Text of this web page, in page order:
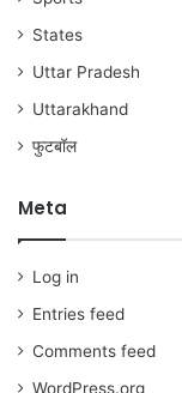
States
Uttar Pradesh
Uttarakhand
फुटबॉल
Meta
Log in
Entries feed
Comments feed
WordPress.org